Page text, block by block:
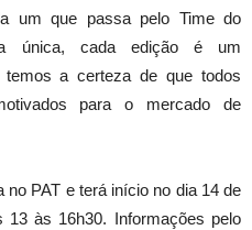
um que passa pelo Time do
única, cada edição é um
temos a certeza de que todos
para o mercado de
PAT e terá início no dia 14 de
às 16h30. Informações pelo